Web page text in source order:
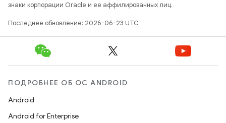
знаки корпорации Oracle и ее аффилированных лиц.
Последнее обновление: 2026-06-23 UTC.
ПОДРОБНЕЕ ОБ ОС ANDROID
Android
Android for Enterprise